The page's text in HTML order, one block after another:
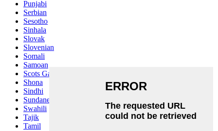
Punjabi
Serbian
Sesotho
Sinhala
Slovak
Slovenian
Somali
Samoan
Scots Gaelic
Shona
Sindhi
Sundanese
Swahili
Tajik
Tamil